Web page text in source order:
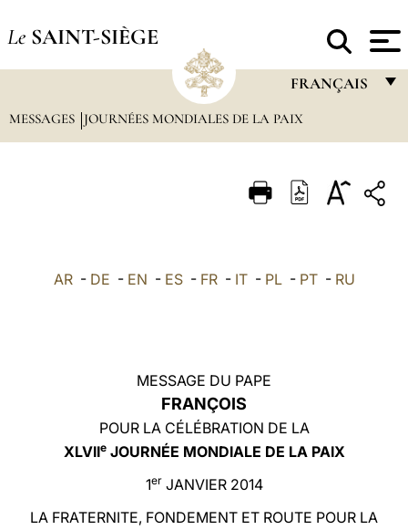
Le SAINT-SIÈGE
FRANÇAIS
FRANÇAIS
ITALIANO
LATINE
MESSAGES JOURNÉES MONDIALES DE LA PAIX
AR- DE - EN - ES- FR- IT- PL- PT- RU
MESSAGE DU PAPE
FRANÇOIS
POUR LA CÉLÉBRATION DE LA
XLVIIeJOURNÉE MONDIALE DE LA PAIX
1erJANVIER 2014
LA FRATERNITE, FONDEMENT ET ROUTE POUR LA